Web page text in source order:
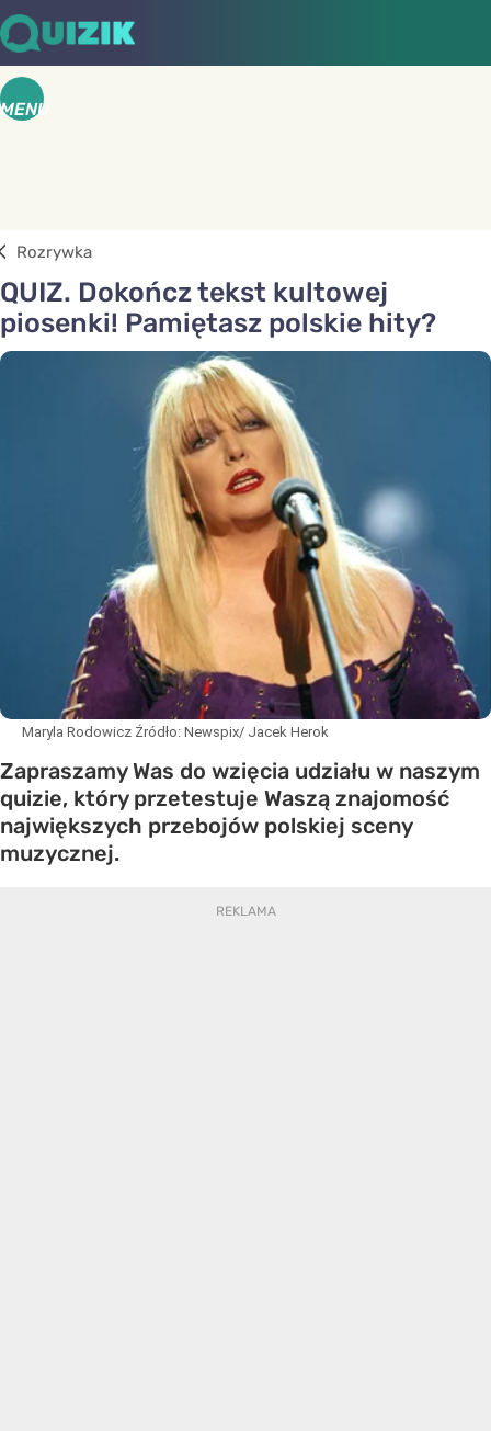
MENU
Rozrywka
QUIZ. Dokończ tekst kultowej
piosenki! Pamiętasz polskie hity?
Maryla Rodowicz Źródło: Newspix/ Jacek Herok
Zapraszamy Was do wzięcia udziału w naszym
quizie, który przetestuje Waszą znajomość
największych przebojów polskiej sceny
muzycznej.